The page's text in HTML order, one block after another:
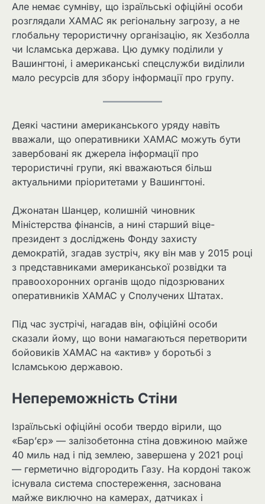
Але немає сумніву, що ізраїльські офіційні особи
розглядали ХАМАС як регіональну загрозу, а не
глобальну терористичну організацію, як Хезболла
чи Ісламська держава. Цю думку поділили у
Вашингтоні, і американські спецслужби виділили
мало ресурсів для збору інформації про групу.
Деякі частини американського уряду навіть
вважали, що оперативники ХАМАС можуть бути
завербовані як джерела інформації про
терористичні групи, які вважаються більш
актуальними пріоритетами у Вашингтоні.
Джонатан Шанцер, колишній чиновник
Міністерства фінансів, а нині старший віце-
президент з досліджень Фонду захисту
демократій, згадав зустріч, яку він мав у 2015 році
з представниками американської розвідки та
правоохоронних органів щодо підозрюваних
оперативників ХАМАС у Сполучених Штатах.
Під час зустрічі, нагадав він, офіційні особи
сказали йому, що вони намагаються перетворити
бойовиків ХАМАС на «актив» у боротьбі з
Ісламською державою.
Непереможність Стіни
Ізраїльські офіційні особи твердо вірили, що
«Бар’єр» — залізобетонна стіна довжиною майже
40 миль над і під землею, завершена у 2021 році
— герметично відгородить Газу. На кордоні також
існувала система спостереження, заснована
майже виключно на камерах, датчиках і